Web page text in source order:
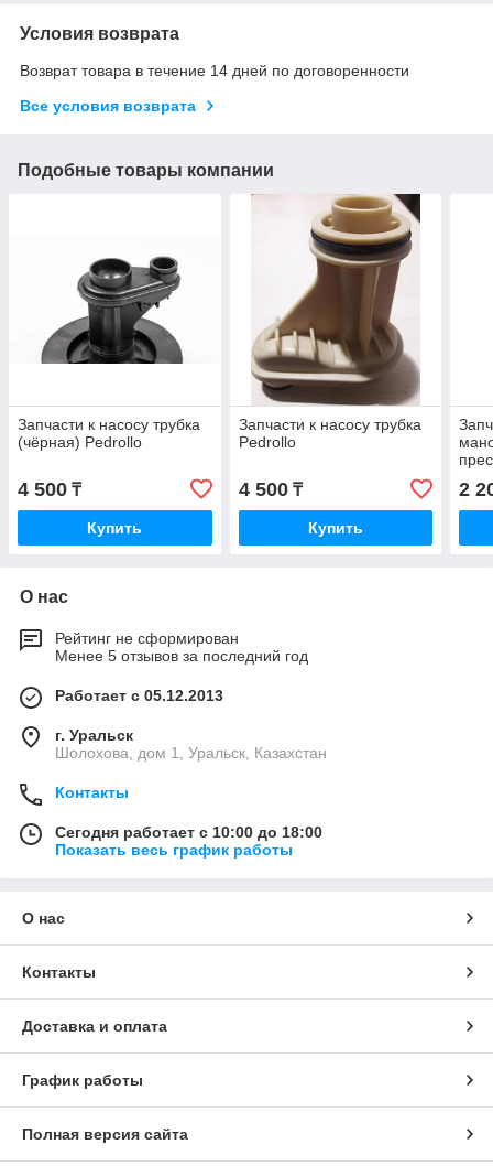
Условия возврата
Возврат товара в течение 14 дней по договоренности
Все условия возврата
Подобные товары компании
Запчасти к насосу трубка
(чёрная) Pedrollo
4 500 ₸
Купить
Запчасти к насосу трубка
Pedrollo
4 500₸
Купить
2
О нас
Рейтинг не сформирован
Менее 5 отзывов за последний год
Работает с 05.12.2013
г. Уральск
Шолохова, дом 1, Уральск, Казахстан
Контакты
Сегодня работает с 10:00 до 18:00
Показать весь график работы
О нас
Контакты
Доставка и оплата
График работы
Полная версия сайта